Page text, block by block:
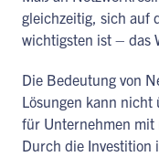
gleichzeitig, sich auf
wichtigsten ist – das
Die Bedeutung von
Lösungen kann
für Unternehmen mit
Durch die Investition